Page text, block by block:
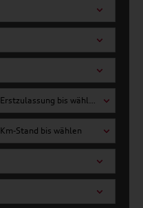
Erstzulassung bis wählen
Km-Stand bis wählen